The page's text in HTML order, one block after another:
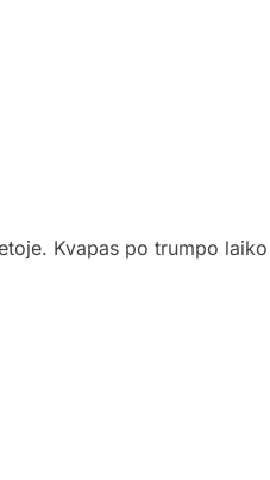
Kvapas po trumpo